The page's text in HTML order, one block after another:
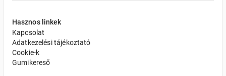
Hasznos linkek
Kapcsolat
Adatkezelési tájékoztató
Cookie-k
Gumikereső